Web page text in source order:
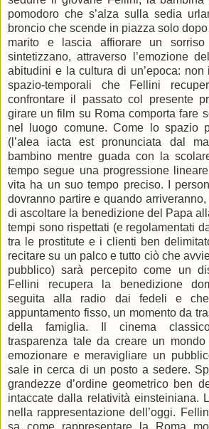
pomodoro che s’alza sulla sedia
broncio che scende in piazza solo
marito e lascia affiorare un
sintetizzano, attraverso l’emozione
abitudini e la cultura di un’epoca:
spazio-temporali che Fellini
confrontare il passato col presente
girare un film su Roma comporta fare
nel luogo comune. Come lo spazio
(l’alea iacta est pronunciata dal
bambino mentre guada con la
tempo segue una progressione
vita ha un suo tempo preciso. I
dovranno partire e quando arriveranno,
di ascoltare la benedizione del Papa
tempi sono rispettati (e regolamentati
tra le prostitute e i clienti ben
recitare su un palco e tutto ciò che
pubblico) sarà percepito come un
Fellini recupera la benedizione
seguita alla radio dai fedeli e
appuntamento fisso, un momento da
della famiglia. Il cinema
trasparenza tale da creare un
emozionare e meravigliare un
sale in cerca di un posto a sedere.
grandezze d’ordine geometrico ben
intaccate dalla relatività einsteiniana.
nella rappresentazione dell’oggi.